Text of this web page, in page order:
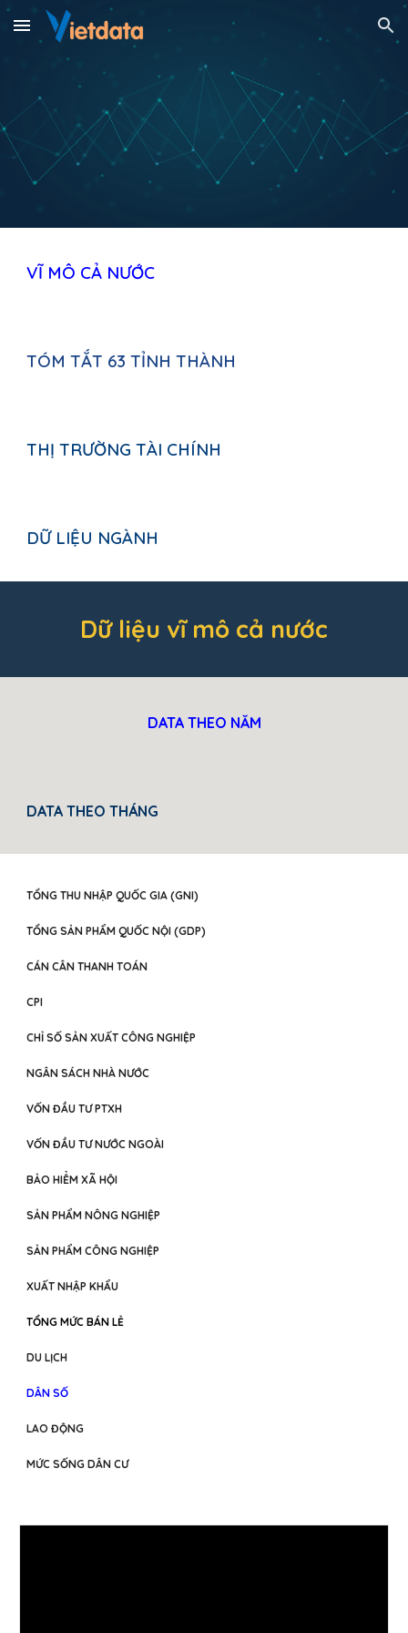
Skip to main content Skip to navigation
VĨ MÔ CẢ NƯỚC
TÓM TẮT 63 TỈNH THÀNH
THỊ TRƯỜNG TÀI CHÍNH
DỮ LIỆU NGÀNH
Dữ liệu vĩ mô cả nước
DATA THEO NĂM
DATA THEO THÁNG
TỔNG THU NHẬP QUỐC GIA (GNI)
TỔNG SẢN PHẨM QUỐC NỘI (GDP)
CÁN CÂN THANH TOÁN
CPI
CHỈ SỐ SẢN XUẤT CÔNG NGHIỆP
NGÂN SÁCH NHÀ NƯỚC
VỐN ĐẦU TƯ PTXH
VỐN ĐẦU TƯ NƯỚC NGOÀI
BẢO HIỂM XÃ HỘI
SẢN PHẨM NÔNG NGHIỆP
SẢN PHẨM CÔNG NGHIỆP
XUẤT NHẬP KHẨU
TỔNG MỨC BÁN LẺ
DU LỊCH
DÂN SỐ
LAO ĐỘNG
MỨC SỐNG DÂN CƯ